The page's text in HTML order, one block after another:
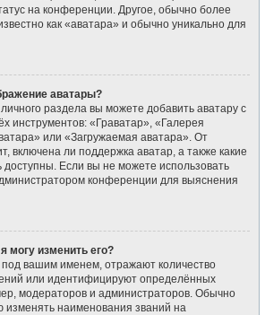
на конференции. Другое, обычно более
как «аватара» и обычно уникально для
аватары?
раздела вы можете добавить аватару с
инструментов: «Граватар», «Галерея
или «Загружаемая аватара». От
включена ли поддержка аватар, а также какие
доступны. Если вы не можете использовать
конференции для выяснения
могу изменить его?
вашим именем, отражают количество
или идентифицируют определённых
модераторов и администраторов. Обычно
наименования званий на